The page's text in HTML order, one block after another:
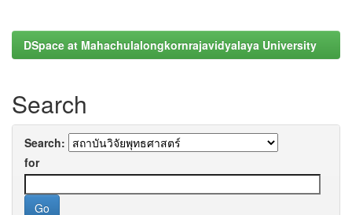
DSpace at Mahachulalongkornrajavidyalaya University
Search
Search:
for